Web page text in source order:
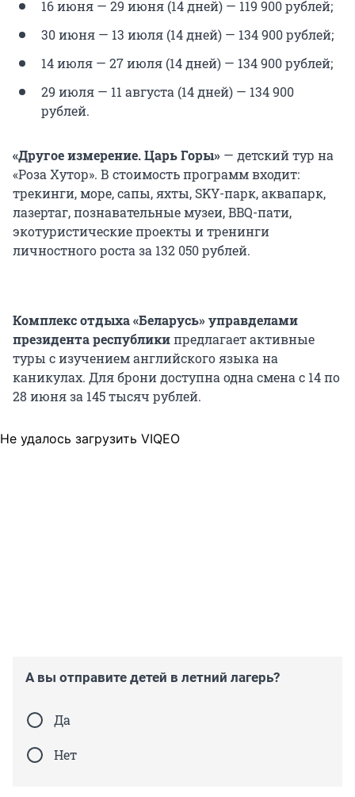
16 июня — 29 июня (14 дней) — 119 900рублей;
30 июня — 13 июля (14 дней) — 134 900рублей;
14 июля — 27 июля (14 дней) — 134 900рублей;
29 июля — 11 августа (14 дней) — 134 900
рублей.
«Другое измерение. Царь Горы» — детский тур на
«Роза Хутор». В стоимость программ входит:
трекинги, море, сапы, яхты, SKY-парк, аквапарк,
лазертаг, познавательные музеи, BBQ-пати,
экотуристические проекты и тренинги
личностного роста за 132 050рублей.
Комплекс отдыха «Беларусь» управделами
президента республикипредлагает активные
туры с изучением английского языка на
каникулах. Для брони доступна одна смена с 14 по
28 июня за 145 тысяч рублей.
Не удалось загрузить VIQEO
А вы отправите детей в летний лагерь?
Да
Нет